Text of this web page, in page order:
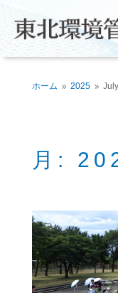
ホーム 9 2025 9 July
月: